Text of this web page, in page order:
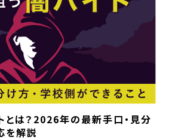
とは？2026年の最新手口・見分
を解説